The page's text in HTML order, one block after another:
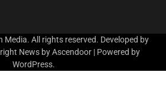
All rights reserved. Developed by
News byAscendoor| Powered by
WordPress.